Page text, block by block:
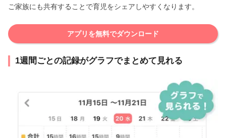
ご家族にも共有することで育児をシェアしやすくなります。
アプリを無料でダウンロード
1週間ごとの記録がグラフでまとめて見れる